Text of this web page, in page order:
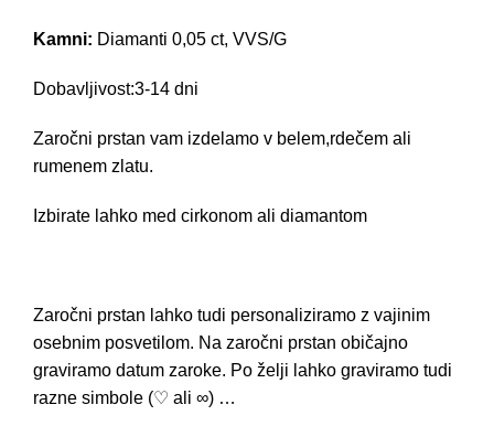
Kamni: Diamanti 0,05 ct, VVS/G
Dobavljivost:3-14 dni
Zaročni prstan vam izdelamo v belem,rdečem ali
rumenem zlatu.
Izbirate lahko med cirkonom ali diamantom
Zaročni prstan lahko tudi personaliziramo z vajinim
osebnim posvetilom. Na zaročni prstan običajno
graviramo datum zaroke. Po želji lahko graviramo tudi
razne simbole (♡ ali ∞) …